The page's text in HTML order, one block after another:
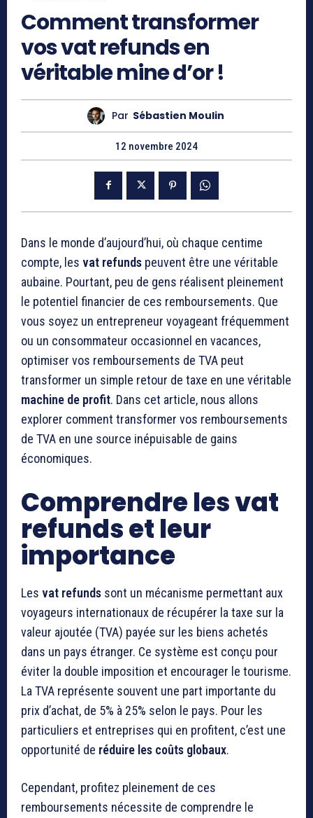
Comment transformer
vos vat refunds en
véritable mine d’or !
Par Sébastien Moulin
12 novembre 2024
Dans le monde d’aujourd’hui, où chaque centime
compte, les vat refunds peuvent être une véritable
aubaine. Pourtant, peu de gens réalisent pleinement
le potentiel financier de ces remboursements. Que
vous soyez un entrepreneur voyageant fréquemment
ou un consommateur occasionnel en vacances,
optimiser vos remboursements de TVA peut
transformer un simple retour de taxe en une véritable
machine de profit. Dans cet article, nous allons
explorer comment transformer vos remboursements
de TVA en une source inépuisable de gains
économiques.
Comprendre les vat
refunds et leur
importance
Les vat refunds sont un mécanisme permettant aux
voyageurs internationaux de récupérer la taxe sur la
valeur ajoutée (TVA) payée sur les biens achetés
dans un pays étranger. Ce système est conçu pour
éviter la double imposition et encourager le tourisme.
La TVA représente souvent une part importante du
prix d’achat, de 5% à 25% selon le pays. Pour les
particuliers et entreprises qui en profitent, c’est une
opportunité de réduire les coûts globaux.
Cependant, profitez pleinement de ces
remboursements nécessite de comprendre le